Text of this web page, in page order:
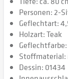
Personen: 2-
Geflechtart:
Holzart: Teak
Stoffmaterial:
Dessin: 01434